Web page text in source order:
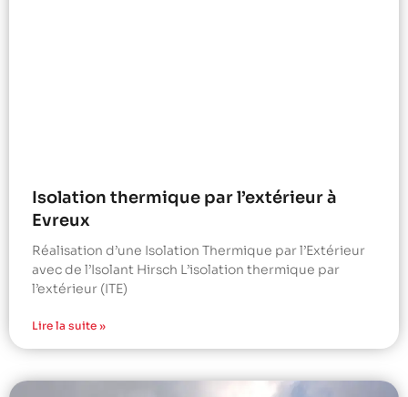
Isolation thermique par l’extérieur à
Evreux
Réalisation d’une Isolation Thermique par l’Extérieur
avec de l’Isolant Hirsch L’isolation thermique par
l’extérieur (ITE)
Lire la suite »